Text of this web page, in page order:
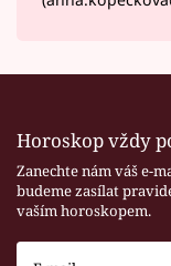
Horoskop vždy
Zanechte nám váš e-
budeme zasílat
vaším horoskopem.